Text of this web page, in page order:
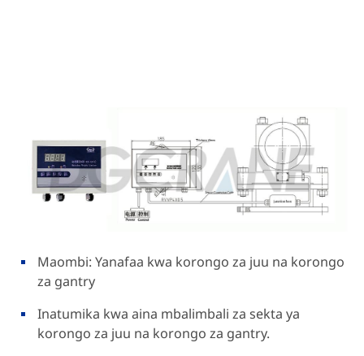
Maombi: Yanafaa kwa korongo za juu na korongo
za gantry
Inatumika kwa aina mbalimbali za sekta ya
korongo za juu na korongo za gantry.